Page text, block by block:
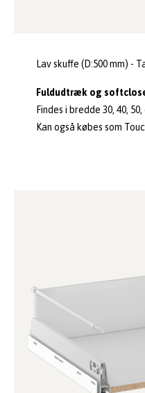
Lav skuffe (D:500 mm) -
Fuldudtræk og
Findes i bredde 30, 40, 50,
Kan også købes som